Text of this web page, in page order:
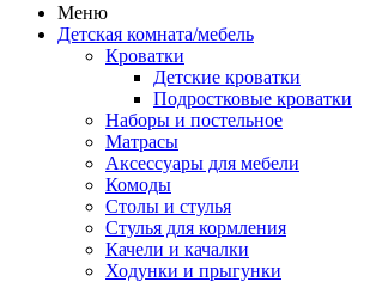
Меню
Детская комната/мебель
Кроватки
Детские кроватки
Подростковые кроватки
Наборы и постельное
Матрасы
Аксессуары для мебели
Комоды
Столы и стулья
Стулья для кормления
Качели и качалки
Ходунки и прыгунки